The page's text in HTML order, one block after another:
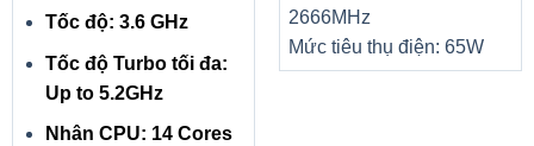
Tốc độ: 3.6 GHz
Tốc độ Turbo tối đa:
Up to 5.2GHz
Nhân CPU: 14 Cores
2666MHz
Mức tiêu thụ điện: 65W